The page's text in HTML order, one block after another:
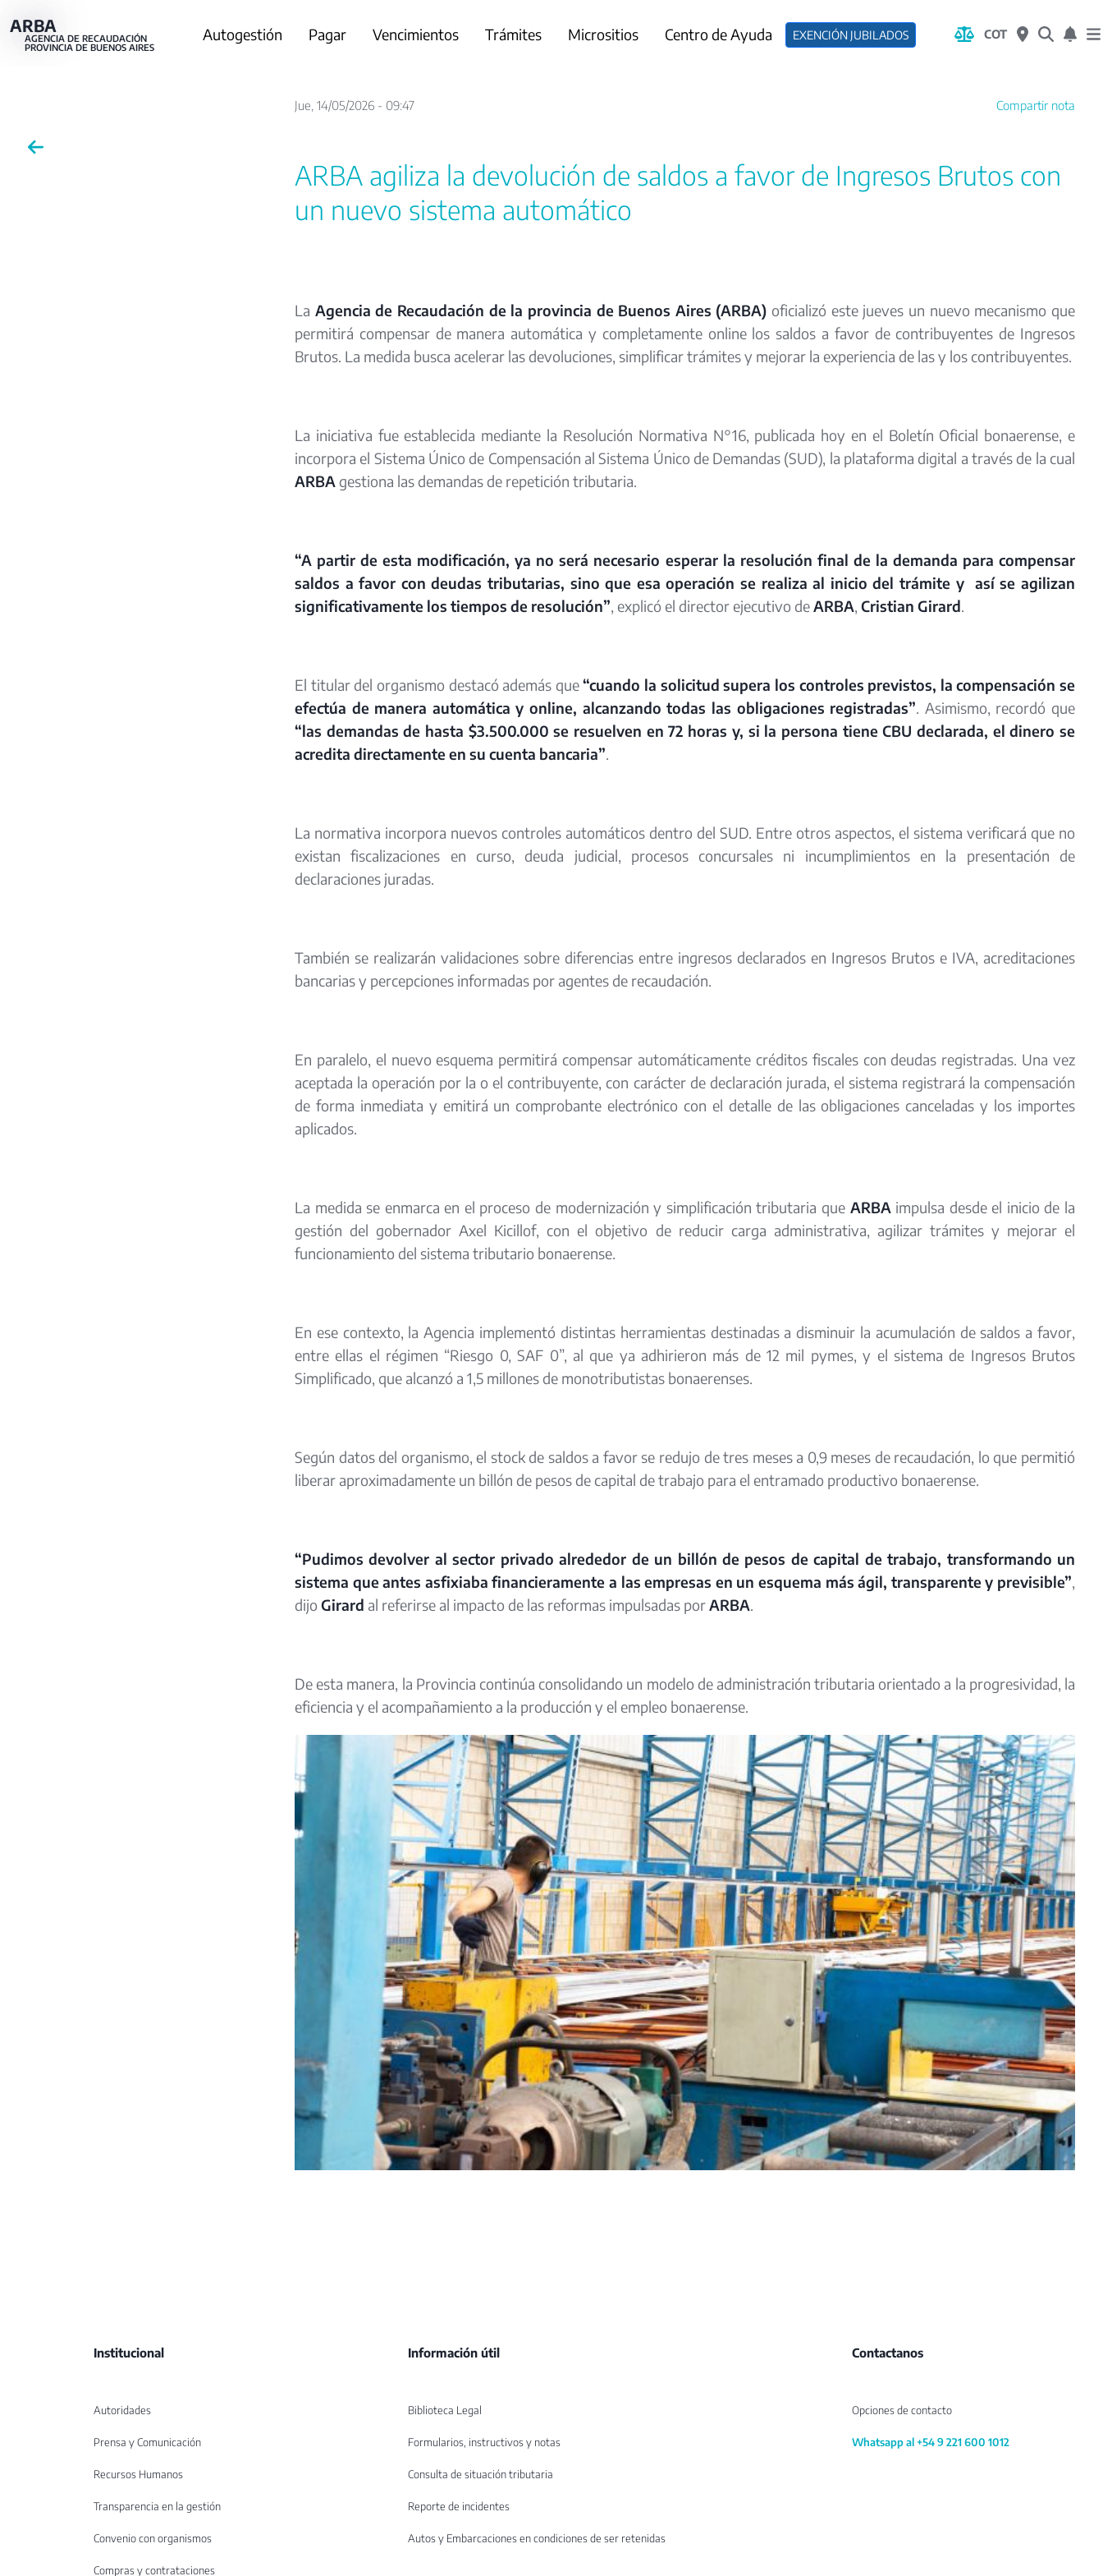
al
ARBA
AGENCIA DE RECAUDACIÓN
PROVINCIA DE BUENOS AIRES
Main
Autogestión Pagar Vencimientos Trámites Micrositios Centro de Ayuda EXENCIÓN JUBILADOS COT
Jue, 14/05/2026 - 09:47 Compartir nota
ARBA agiliza la devolución de saldos a favor de Ingresos Brutos con
un nuevo sistema automático
La Agencia de Recaudación de la provincia de Buenos Aires (ARBA) oficializó este jueves un nuevo mecanismo que
permitirá compensar de manera automática y completamente online los saldos a favor de contribuyentes de Ingresos
Brutos. La medida busca acelerar las devoluciones, simplificar trámites y mejorar la experiencia de las y los contribuyentes.
La iniciativa fue establecida mediante la Resolución Normativa N°16, publicada hoy en el Boletín Oficial bonaerense, e
incorpora el Sistema Único de Compensación al Sistema Único de Demandas (SUD), la plataforma digital a través de la cual
ARBA gestiona las demandas de repetición tributaria.
“A partir de esta modificación, ya no será necesario esperar la resolución final de la demanda para compensar
saldos a favor con deudas tributarias, sino que esa operación se realiza al inicio del trámite y así se agilizan
significativamente los tiempos de resolución”, explicó el director ejecutivo deARBA, Cristian Girard.
El titular del organismo destacó además que“cuando la solicitud supera los controles previstos, la compensación se
efectúa de manera automática y online, alcanzando todas las obligaciones registradas”. Asimismo, recordó que
“las demandas de hasta $3.500.000 se resuelven en 72 horas y, si la persona tiene CBU declarada, el dinero se
acredita directamente en su cuenta bancaria”.
La normativa incorpora nuevos controles automáticos dentro del SUD. Entre otros aspectos, el sistema verificará que no
existan fiscalizaciones en curso, deuda judicial, procesos concursales ni incumplimientos en la presentación de
declaraciones juradas.
También se realizarán validaciones sobre diferencias entre ingresos declarados en Ingresos Brutos e IVA, acreditaciones
bancarias y percepciones informadas por agentes de recaudación.
En paralelo, el nuevo esquema permitirá compensar automáticamente créditos fiscales con deudas registradas. Una vez
aceptada la operación por la o el contribuyente, con carácter de declaración jurada, el sistema registrará la compensación
de forma inmediata y emitirá un comprobante electrónico con el detalle de las obligaciones canceladas y los importes
aplicados.
La medida se enmarca en el proceso de modernización y simplificación tributaria que ARBA impulsa desde el inicio de la
gestión del gobernador Axel Kicillof, con el objetivo de reducir carga administrativa, agilizar trámites y mejorar el
funcionamiento del sistema tributario bonaerense.
En ese contexto, la Agencia implementó distintas herramientas destinadas a disminuir la acumulación de saldos a favor,
entre ellas el régimen “Riesgo 0, SAF 0”, al que ya adhirieron más de 12 mil pymes, y el sistema de Ingresos Brutos
Simplificado, que alcanzó a 1,5 millones de monotributistas bonaerenses.
Según datos del organismo, el stock de saldos a favor se redujo de tres meses a 0,9 meses de recaudación, lo que permitió
liberar aproximadamente un billón de pesos de capital de trabajo para el entramado productivo bonaerense.
“Pudimos devolver al sector privado alrededor de un billón de pesos de capital de trabajo, transformando un
sistema que antes asfixiaba financieramente a las empresas en un esquema más ágil, transparente y previsible”,
dijo Girard al referirse al impacto de las reformas impulsadas porARBA.
De esta manera, la Provincia continúa consolidando un modelo de administración tributaria orientado a la progresividad, la
eficiencia y el acompañamiento a la producción y el empleo bonaerense.
Image
Institucional
Autoridades
Prensa y Comunicación
Recursos Humanos
Transparencia en la gestión
Convenio con organismos
Compras y contrataciones
Información útil
Biblioteca Legal
Formularios, instructivos y notas
Consulta de situación tributaria
Reporte de incidentes
Autos y Embarcaciones en condiciones de ser retenidas
Contactanos
Opciones de contacto
Whatsapp al +54 9 221 600 1012